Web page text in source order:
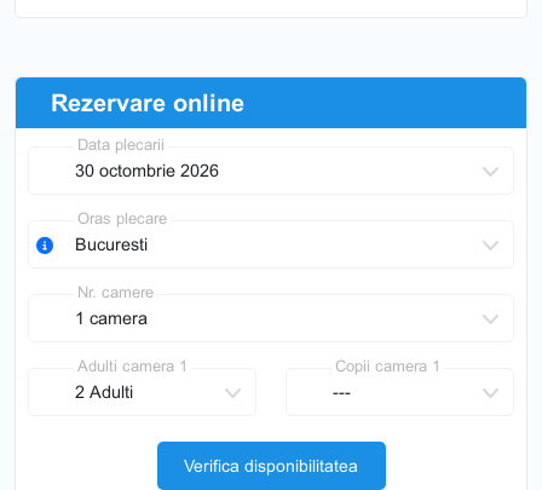
Rezervare online
Data plecarii
Oras plecare
Nr. camere
Adulti camera 1 Copii camera 1
Verifica disponibilitatea